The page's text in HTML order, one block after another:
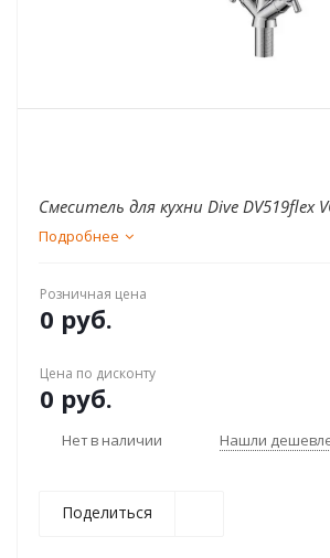
Смеситель для кухни Dive DV519flex
Подробнее
Розничная цена
0 руб.
Цена по дисконту
0 руб.
Нет в наличии Нашли
Поделиться